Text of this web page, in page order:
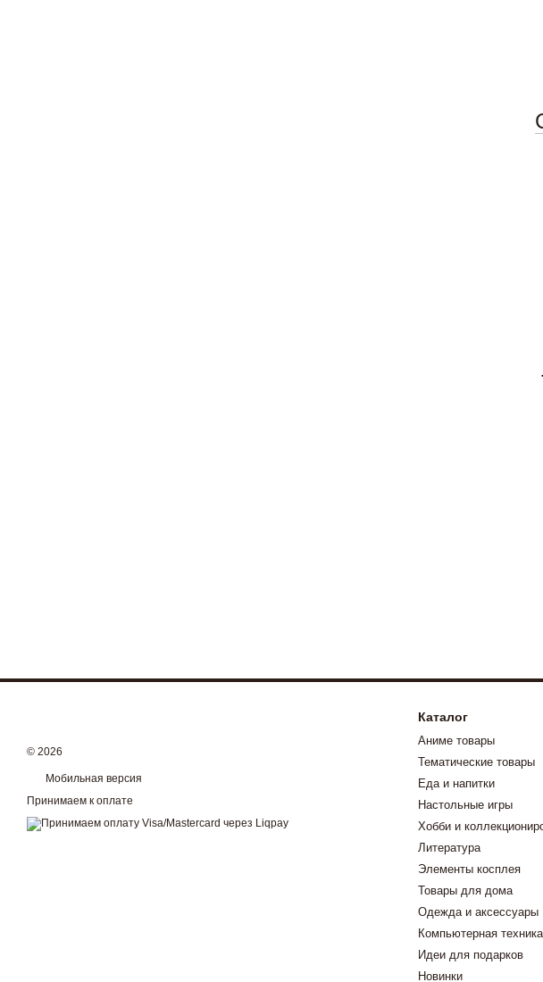
© 2026
Мобильная версия
Принимаем к оплате
Каталог
Аниме товары
Тематические товары
Еда и напитки
Настольные игры
Хобби и
Литература
Элементы косплея
Товары для дома
Одежда и аксессуары
Компьютерная техника
Идеи для подарков
Новинки